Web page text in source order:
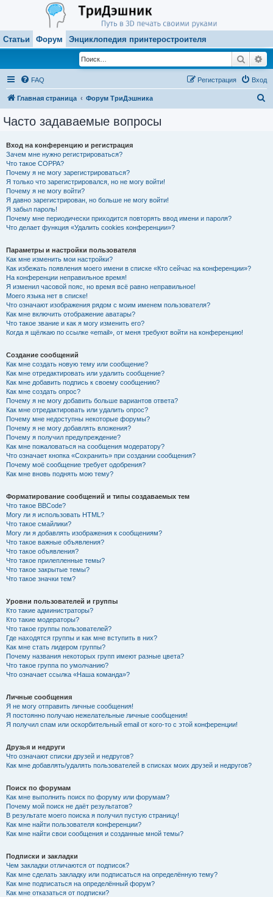
Статьи Форум Энциклопедия принтеростроителя
Поиск
FAQ Вход
Регистрация
Главная страница Форум ТриДэшника
Часто задаваемые вопросы
Вход на конференцию и регистрация
Зачем мне нужно регистрироваться?
Что такое COPPA?
Почему я не могу зарегистрироваться?
Я только что зарегистрировался, но не могу войти!
Почему я не могу войти?
Я давно зарегистрирован, но больше не могу войти!
Я забыл пароль!
Почему мне периодически приходится повторять ввод имени и пароля?
Что делает функция «Удалить cookies конференции»?
Параметры и настройки пользователя
Как мне изменить мои настройки?
Как избежать появления моего имени в списке «Кто сейчас на конференции»?
На конференции неправильное время!
Я изменил часовой пояс, но время всё равно неправильное!
Моего языка нет в списке!
Что означают изображения рядом с моим именем пользователя?
Как мне включить отображение аватары?
Что такое звание и как я могу изменить его?
Когда я щёлкаю по ссылке «email», от меня требуют войти на конференцию!
Создание сообщений
Как мне создать новую тему или сообщение?
Как мне отредактировать или удалить сообщение?
Как мне добавить подпись к своему сообщению?
Как мне создать опрос?
Почему я не могу добавить больше вариантов ответа?
Как мне отредактировать или удалить опрос?
Почему мне недоступны некоторые форумы?
Почему я не могу добавлять вложения?
Почему я получил предупреждение?
Как мне пожаловаться на сообщения модератору?
Что означает кнопка «Сохранить» при создании сообщения?
Почему моё сообщение требует одобрения?
Как мне вновь поднять мою тему?
Форматирование сообщений и типы создаваемых тем
Что такое BBCode?
Могу ли я использовать HTML?
Что такое смайлики?
Могу ли я добавлять изображения к сообщениям?
Что такое важные объявления?
Что такое объявления?
Что такое прилепленные темы?
Что такое закрытые темы?
Что такое значки тем?
Уровни пользователей и группы
Кто такие администраторы?
Кто такие модераторы?
Что такое группы пользователей?
Где находятся группы и как мне вступить в них?
Как мне стать лидером группы?
Почему названия некоторых групп имеют разные цвета?
Что такое группа по умолчанию?
Что означает ссылка «Наша команда»?
Личные сообщения
Я не могу отправить личные сообщения!
Я постоянно получаю нежелательные личные сообщения!
Я получил спам или оскорбительный email от кого-то с этой конференции!
Друзья и недруги
Что означают списки друзей и недругов?
Как мне добавлять/удалять пользователей в списках моих друзей и недругов?
Поиск по форумам
Как мне выполнить поиск по форуму или форумам?
Почему мой поиск не даёт результатов?
В результате моего поиска я получил пустую страницу!
Как мне найти пользователя конференции?
Как мне найти свои сообщения и созданные мной темы?
Подписки и закладки
Чем закладки отличаются от подписок?
Как мне сделать закладку или подписаться на определённую тему?
Как мне подписаться на определённый форум?
Как мне отказаться от подписки?